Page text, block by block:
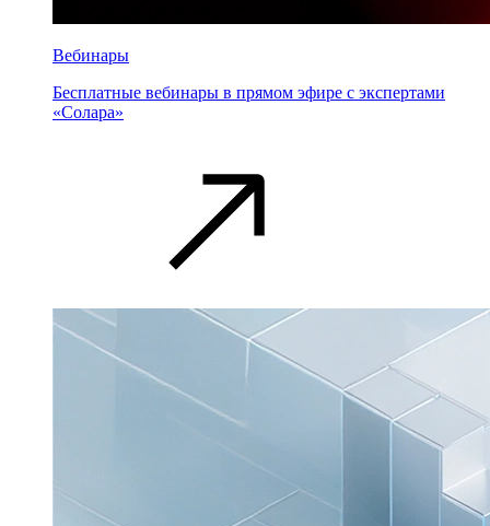
Вебинары
Бесплатные вебинары в прямом эфире с экспертами
«Солара»